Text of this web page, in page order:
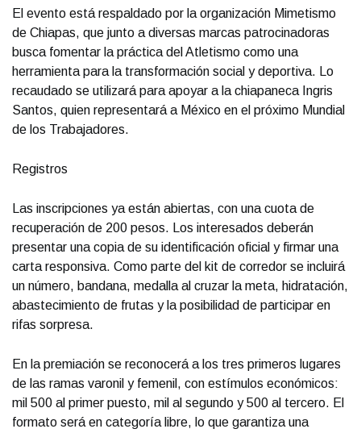
El evento está respaldado por la organización Mimetismo
de Chiapas, que junto a diversas marcas patrocinadoras
busca fomentar la práctica del Atletismo como una
herramienta para la transformación social y deportiva. Lo
recaudado se utilizará para apoyar a la chiapaneca Ingris
Santos, quien representará a México en el próximo Mundial
de los Trabajadores.
Registros
Las inscripciones ya están abiertas, con una cuota de
recuperación de 200 pesos. Los interesados deberán
presentar una copia de su identificación oficial y firmar una
carta responsiva. Como parte del kit de corredor se incluirá
un número, bandana, medalla al cruzar la meta, hidratación,
abastecimiento de frutas y la posibilidad de participar en
rifas sorpresa.
En la premiación se reconocerá a los tres primeros lugares
de las ramas varonil y femenil, con estímulos económicos:
mil 500 al primer puesto, mil al segundo y 500 al tercero. El
formato será en categoría libre, lo que garantiza una